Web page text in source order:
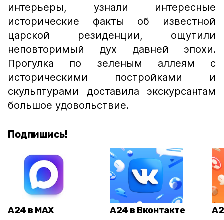
интерьеры, узнали интересные
исторические факты об известной
царской резиденции, ощутили
неповторимый дух давней эпохи.
Прогулка по зеленым аллеям с
историческими постройками и
скульптурами доставила экскурсантам
большое удовольствие.
Подпишись!
А24 в MAX А24 в Вконтакте